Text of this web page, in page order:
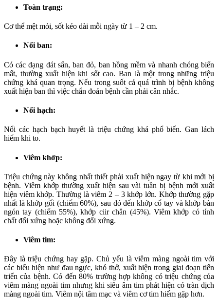
Toàn trạng:
Cơ thể mệt mỏi, sốt kéo dài mỗi ngày từ 1 – 2 cm.
Nổi ban:
Có các dạng dát sẩn, ban đỏ, ban hồng mềm và nhanh chóng biến
mất, thường xuất hiện khi sốt cao. Ban là một trong những triệu
chứng khá quan trọng. Nếu trong suốt cả quá trình bị bệnh không
xuất hiện ban thì việc chẩn đoán bệnh cần phải cân nhắc.
Nổi hạch:
Nổi các hạch bạch huyết là triệu chứng khá phổ biến. Gan lách
hiếm khi to.
Viêm khớp:
Triệu chứng này không nhất thiết phải xuất hiện ngay từ khi mới bị
bệnh. Viêm khớp thường xuất hiện sau vài tuần bị bệnh mới xuất
hiện viêm khớp. Thường là viêm 2 – 3 khớp lớn. Khớp thường gặp
nhất là khớp gối (chiếm 60%), sau đó đến khớp cổ tay và khớp bàn
ngón tay (chiếm 55%), khớp ciir chân (45%). Viêm khớp có tính
chất đối xứng hoặc không đối xứng.
Viêm tim:
Đây là triệu chứng hay gặp. Chủ yếu là viêm màng ngoài tim với
các biểu hiện như đau ngực, khó thở, xuất hiện trong giai đoạn tiến
triển của bệnh. Có đến 80% trường hợp không có triệu chứng của
viêm màng ngoài tim nhưng khi siêu âm tim phát hiện có tràn dịch
màng ngoài tim. Viêm nội tâm mạc và viêm cơ tim hiếm gặp hơn.